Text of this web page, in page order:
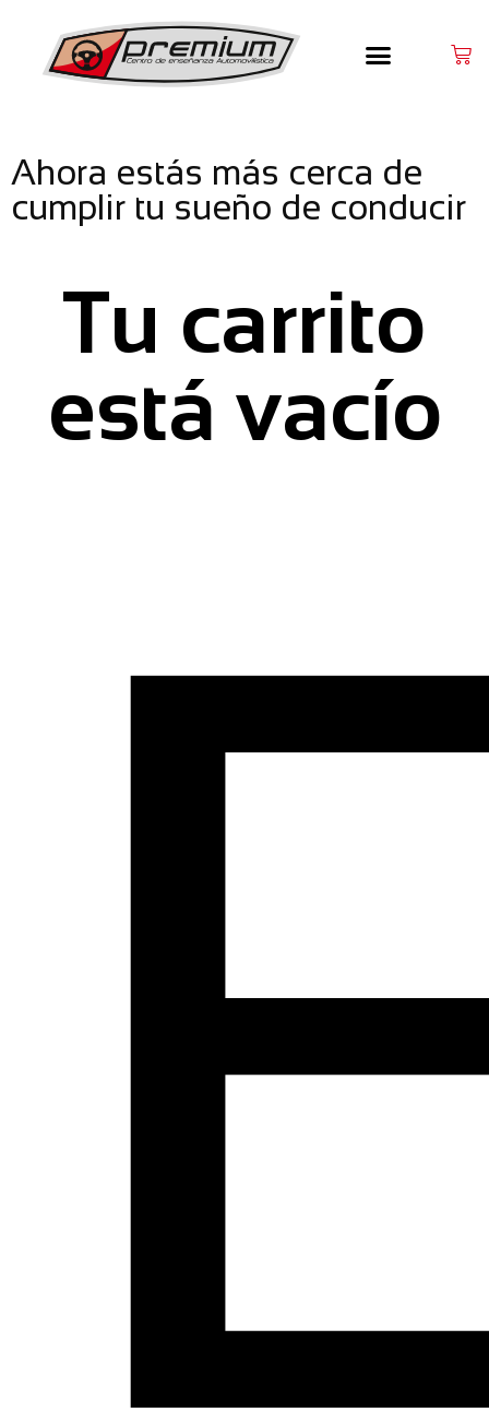
Ahora estás más cerca de
cumplir tu sueño de conducir
Tu carrito
está vacío